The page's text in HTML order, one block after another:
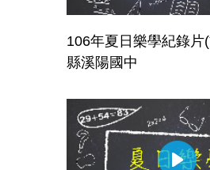
106年夏日樂學紀錄片
縣溪陽國中